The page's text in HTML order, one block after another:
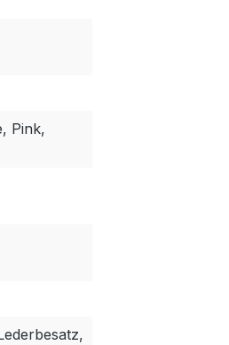
Pink,